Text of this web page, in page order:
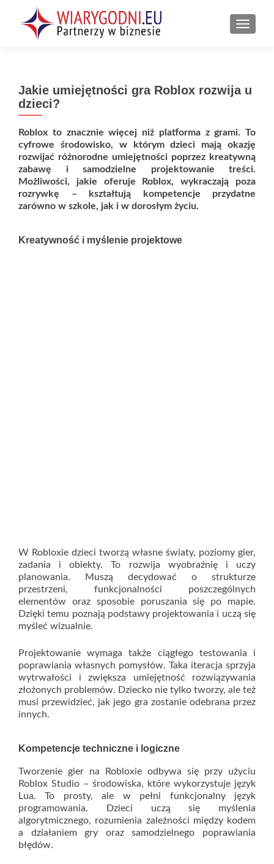
Jakie umiejętności gra Roblox rozwija u
dzieci?
Roblox to znacznie więcej niż platforma z grami. To
cyfrowe środowisko, w którym dzieci mają okazję
rozwijać różnorodne umiejętności poprzez kreatywną
zabawę i samodzielne projektowanie treści.
Możliwości, jakie oferuje Roblox, wykraczają poza
rozrywkę – kształtują kompetencje przydatne
zarówno w szkole, jak i w dorosłym życiu.
Kreatywność i myślenie projektowe
W Robloxie dzieci tworzą własne światy, poziomy gier,
zadania i obiekty. To rozwija wyobraźnię i uczy
planowania. Muszą decydować o strukturze
przestrzeni, funkcjonalności poszczególnych
elementów oraz sposobie poruszania się po mapie.
Dzięki temu poznają podstawy projektowania i uczą się
myśleć wizualnie.
Projektowanie wymaga także ciągłego testowania i
poprawiania własnych pomysłów. Taka iteracja sprzyja
wytrwałości i zwiększa umiejętność rozwiązywania
złożonych problemów. Dziecko nie tylko tworzy, ale też
musi przewidzieć, jak jego gra zostanie odebrana przez
innych.
Kompetencje techniczne i logiczne
Tworzenie gier na Robloxie odbywa się przy użyciu
Roblox Studio – środowiska, które wykorzystuje język
Lua. To prosty, ale w pełni funkcjonalny język
programowania. Dzieci uczą się myślenia
algorytmicznego, rozumienia zależności między kodem
a działaniem gry oraz samodzielnego poprawiania
błędów.